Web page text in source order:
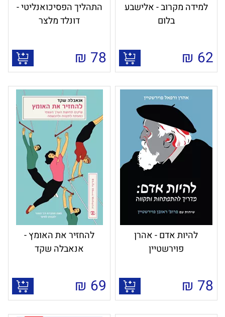
למידה מקרוב - אלישבע
בלום
62
₪
התהליך הפסיכואנליטי -
דונלד מלצר
78
₪
להיות אדם - אהרן
פוירשטיין
78
₪
להחזיר את האומץ -
אנאבלה שקד
69
₪